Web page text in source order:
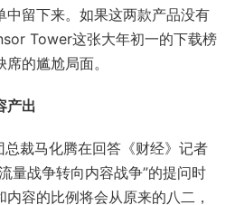
中留下来。如果这两款产品没有
Tower这张大年初一的下载榜
的尴尬局面。
产出
裁马化腾在回答《财经》记者
量战争转向内容战争”的提问时
容的比例将会从原来的八二，